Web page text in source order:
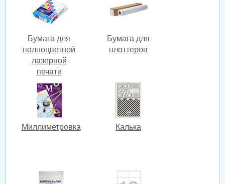
Бумага для
полноцветной
лазерной
печати
Бумага для
плоттеров
Миллиметровка Калька